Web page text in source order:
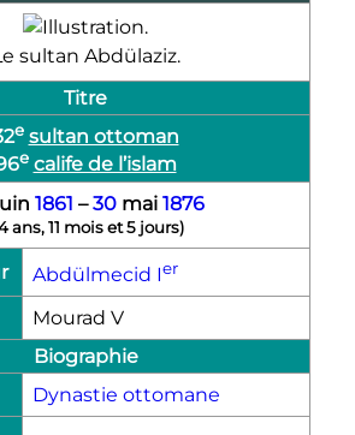
sultan Abdülaziz.
Titre
e sultan ottoman
e calife de l’islam
1861 –30mai 1876
ans, 11 mois et 5 jours)
Abdülmecid Ier
Mourad V
Biographie
Dynastie ottomane